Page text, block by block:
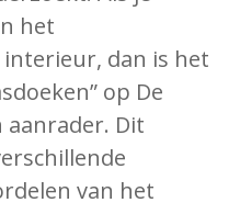
het
dan is het
op De
aanrader. Dit
van het